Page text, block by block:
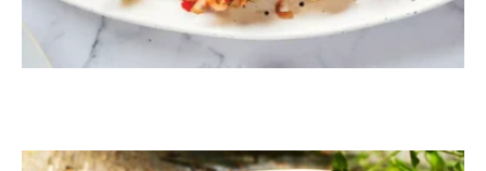
ΚΡΕΑΣ